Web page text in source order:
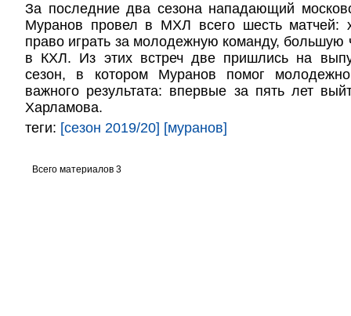
За последние два сезона нападающий
Муранов провел в МХЛ всего шесть матчей:
право играть за молодежную команду, большую
в КХЛ. Из этих встреч две пришлись на
сезон, в котором Муранов помог
важного результата: впервые за пять лет
Харламова.
теги: [сезон 2019/20] [муранов]
Всего материалов 3